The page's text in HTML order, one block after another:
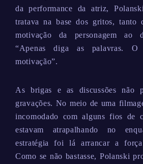
da performance da atriz,
tratava na base dos gritos, tanto
motivação da personagem ao
“Apenas diga as palavras.
motivação”.
As brigas e as discussões não
gravações. No meio de uma
incomodado com alguns fios de
estavam atrapalhando no
estratégia foi lá arrancar a
Como se não bastasse, Polanski